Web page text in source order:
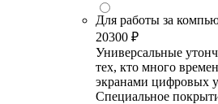
Для работы за
20300 ₽
Универсальные
тех, кто много
экранами цифровых
Специальное